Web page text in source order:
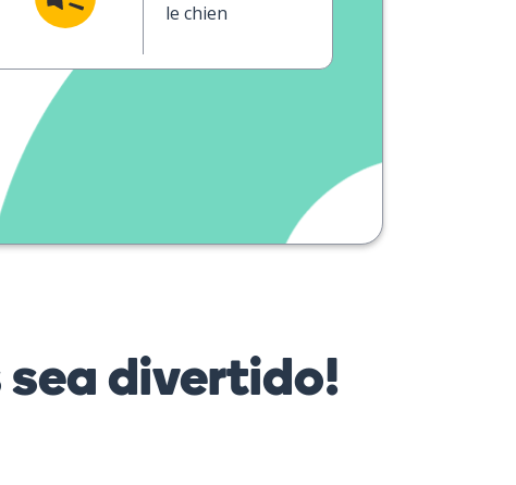
le chien
sea divertido!